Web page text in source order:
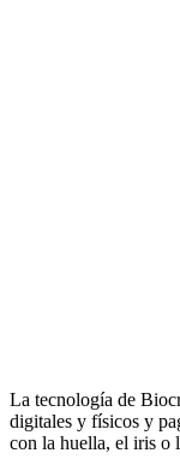
La tecnología de
digitales y físicos y
con la huella, el iris o